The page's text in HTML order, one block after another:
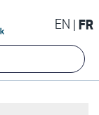
EN FR